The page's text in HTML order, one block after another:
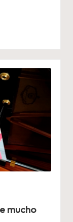
mucho